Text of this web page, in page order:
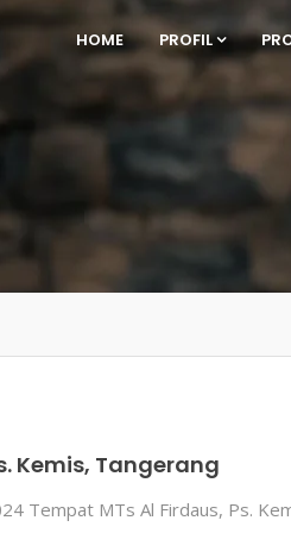
HOME PROFIL
Kemis, Tangerang
Tempat MTs Al Firdaus, Ps.